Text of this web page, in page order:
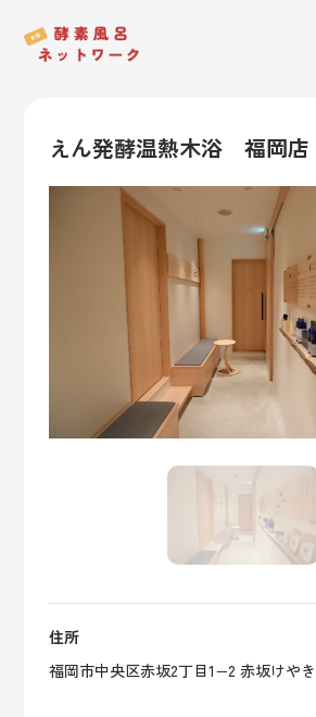
えん発酵温熱木浴 福岡店
住所
福岡市中央区赤坂2丁目1−2 赤坂けや